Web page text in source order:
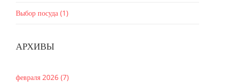
Выбор посуда (1)
АРХИВЫ
февраля 2026 (7)